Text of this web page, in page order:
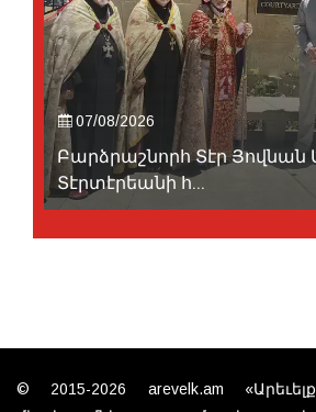
07/08/2026
Բարձրաշնորհ Տէր Յովնան
Տէրտէրեանի հ...
© 2015-2026 arevelk.am